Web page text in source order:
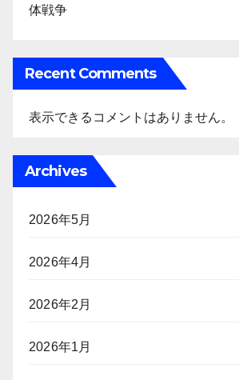
体戦争
Recent Comments
表示できるコメントはありません。
Archives
2026年5月
2026年4月
2026年2月
2026年1月